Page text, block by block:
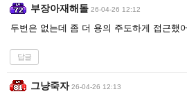
부장아재해돌 26-04-26 12:12
두번은 없는데 좀 더 용의 주도하게 접근했
답글
그냥죽자 26-04-26 12:13